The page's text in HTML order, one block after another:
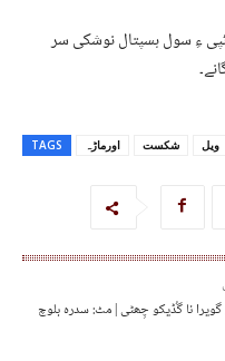
ٹپی ءِ سول ہسپتال نوشکی سر
TAGS اورماڑہ شکست ویل
نا گُڈیکو چِھٹی | مٹ: سدرہ بلوچ